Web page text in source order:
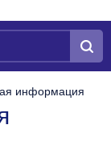
информация